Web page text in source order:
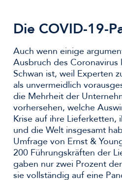
Die COVID-19-
Auch wenn einige
Ausbruch des Coronavirus
Schwan ist, weil Experten
als unvermeidlich
die Mehrheit der
vorhersehen, welche
Krise auf ihre Lieferketten,
und die Welt insgesamt
Umfrage von Ernst &
200 Führungskräften der
gaben nur zwei Prozent
sie vollständig auf eine